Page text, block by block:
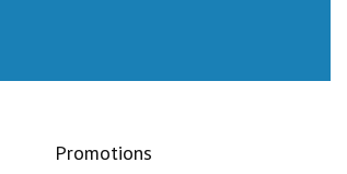
Promotions